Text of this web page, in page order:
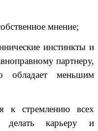
мнение;
инстинкты и
партнеру,
обладает меньшим
к стремлению всех
делать карьеру и